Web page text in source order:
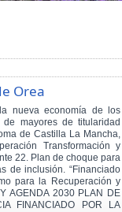
Orea
nueva economía de los
mayores de titularidad
de Castilla La Mancha,
Transformación y
22. Plan de choque para
de inclusión. “Financiado
para la Recuperación y
AGENDA 2030 PLAN DE
FINANCIADO POR LA